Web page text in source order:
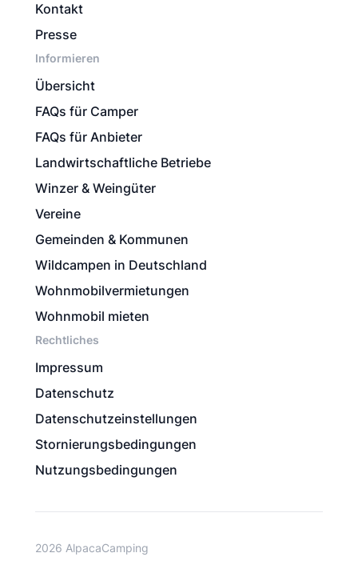
Kontakt
Presse
Informieren
Übersicht
FAQs für Camper
FAQs für Anbieter
Landwirtschaftliche Betriebe
Winzer & Weingüter
Vereine
Gemeinden & Kommunen
Wildcampen in Deutschland
Wohnmobilvermietungen
Wohnmobil mieten
Rechtliches
Impressum
Datenschutz
Datenschutzeinstellungen
Stornierungsbedingungen
Nutzungsbedingungen
2026 AlpacaCamping